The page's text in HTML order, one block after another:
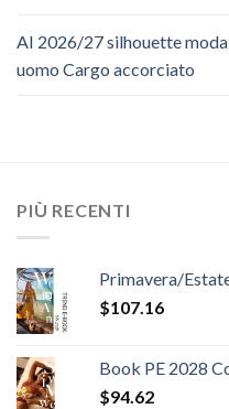
AI 2026/27 silhouette moda
uomo Cargo accorciato
PIÙ RECENTI
Primavera/
$107.16
Book PE 2028
$94.62